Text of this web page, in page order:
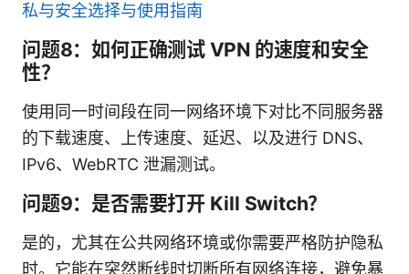
私与安全选择与使用指南
问题8：如何正确测试 VPN 的速度和安全
性？
使用同一时间段在同一网络环境下对比不同服务器
的下载速度、上传速度、延迟、以及进行 DNS、
IPv6、WebRTC 泄漏测试。
问题9：是否需要打开 Kill Switch？
是的，尤其在公共网络环境或你需要严格防护隐私
时。它能在突然断线时切断所有网络连接，避免暴